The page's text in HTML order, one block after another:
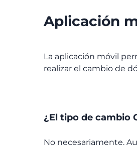
Aplicación
La aplicación móvil
realizar el cambio de
¿El tipo de cambio
No necesariamente.